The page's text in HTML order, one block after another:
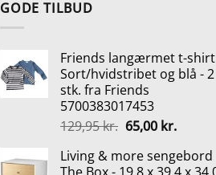
GODE TILBUD
Friends langærmet t-
Sort/hvidstribet og blå - 2
stk. fra Friends
5700383017453
129,95kr. Den
pris
65,00 kr.Den
pris
Living & more sengebord